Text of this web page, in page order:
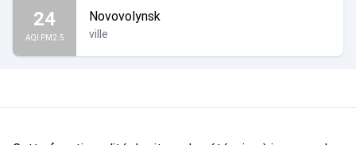
24
AQI PM2.5
Novovolynsk
ville